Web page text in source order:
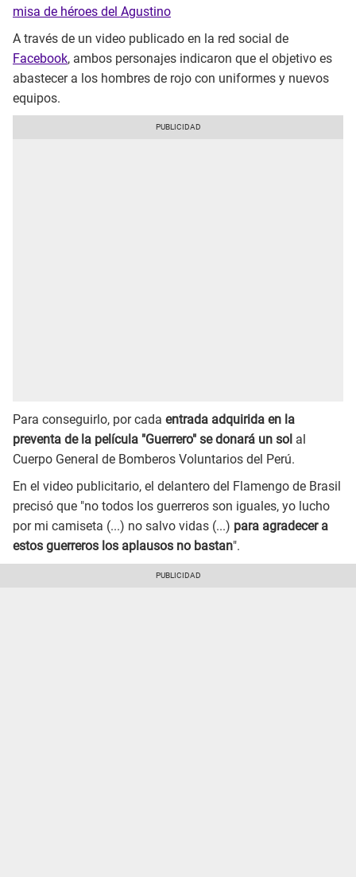
misa de héroes del Agustino
A través de un video publicado en la red social de
Facebook, ambos personajes indicaron que el objetivo es
abastecer a los hombres de rojo con uniformes y nuevos
equipos.
Para conseguirlo, por cada entrada adquirida en la
preventa de la película "Guerrero" se donará un sol al
Cuerpo General de Bomberos Voluntarios del Perú.
En el video publicitario, el delantero del Flamengo de Brasil
precisó que "no todos los guerreros son iguales, yo lucho
por mi camiseta (...) no salvo vidas (...) para agradecer a
estos guerreros los aplausos no bastan".